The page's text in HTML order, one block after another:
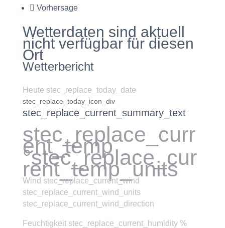
Vorhersage
Wetterdaten sind aktuell
nicht verfügbar für diesen
Ort
Wetterbericht
Heute stec_replace_today_date
stec_replace_today_icon_div
stec_replace_current_summary_text
stec_replace_curr
ent_temp
°stec_replace_cur
rent_temp_units
Wind stec_replace_current_wind
stec_replace_current_wind_units
stec_replace_current_wind_direction
Feuchtigkeit stec_replace_current_humidity %